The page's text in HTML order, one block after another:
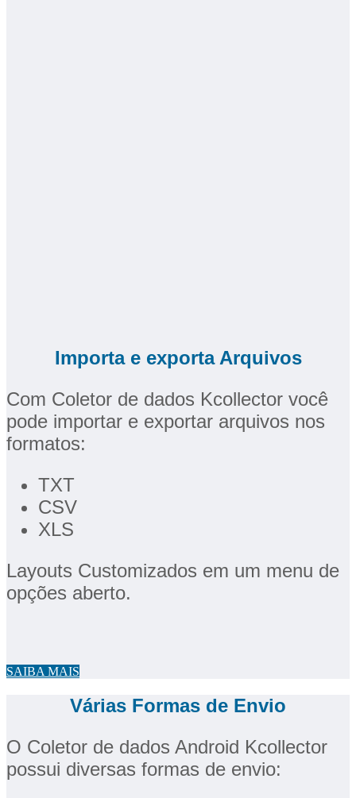
Importa e exporta Arquivos
Com Coletor de dados Kcollector você
pode importar e exportar arquivos nos
formatos:
TXT
CSV
XLS
Layouts Customizados em um menu de
opções aberto.
SAIBA MAIS
Várias Formas de Envio
O Coletor de dados Android Kcollector
possui diversas formas de envio: